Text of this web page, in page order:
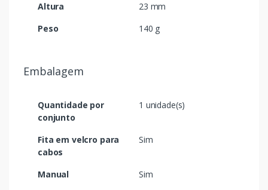
Altura
23 mm
Peso
140 g
Embalagem
Quantidade por
conjunto
1 unidade(s)
Fita em velcro para
cabos
Sim
Manual
Sim